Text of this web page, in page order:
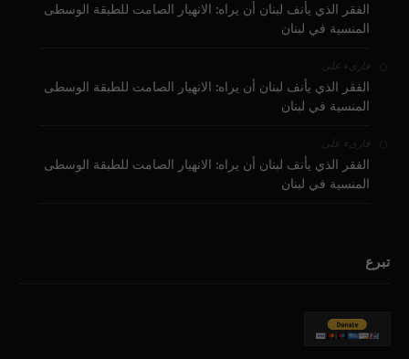
الفقر الذي يأنف لبنان أن يراه: الانهيار الصامت للطبقة الوسطى
المنسية في لبنان
قارىء على
الفقر الذي يأنف لبنان أن يراه: الانهيار الصامت للطبقة الوسطى
المنسية في لبنان
قارىء على
الفقر الذي يأنف لبنان أن يراه: الانهيار الصامت للطبقة الوسطى
المنسية في لبنان
تبرع